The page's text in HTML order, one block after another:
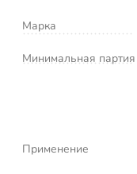
Марка
Минимальная партия
Применение